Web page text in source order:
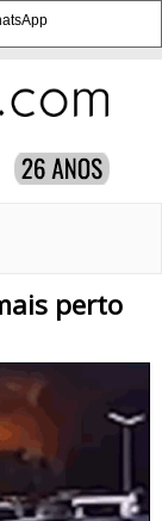
perto